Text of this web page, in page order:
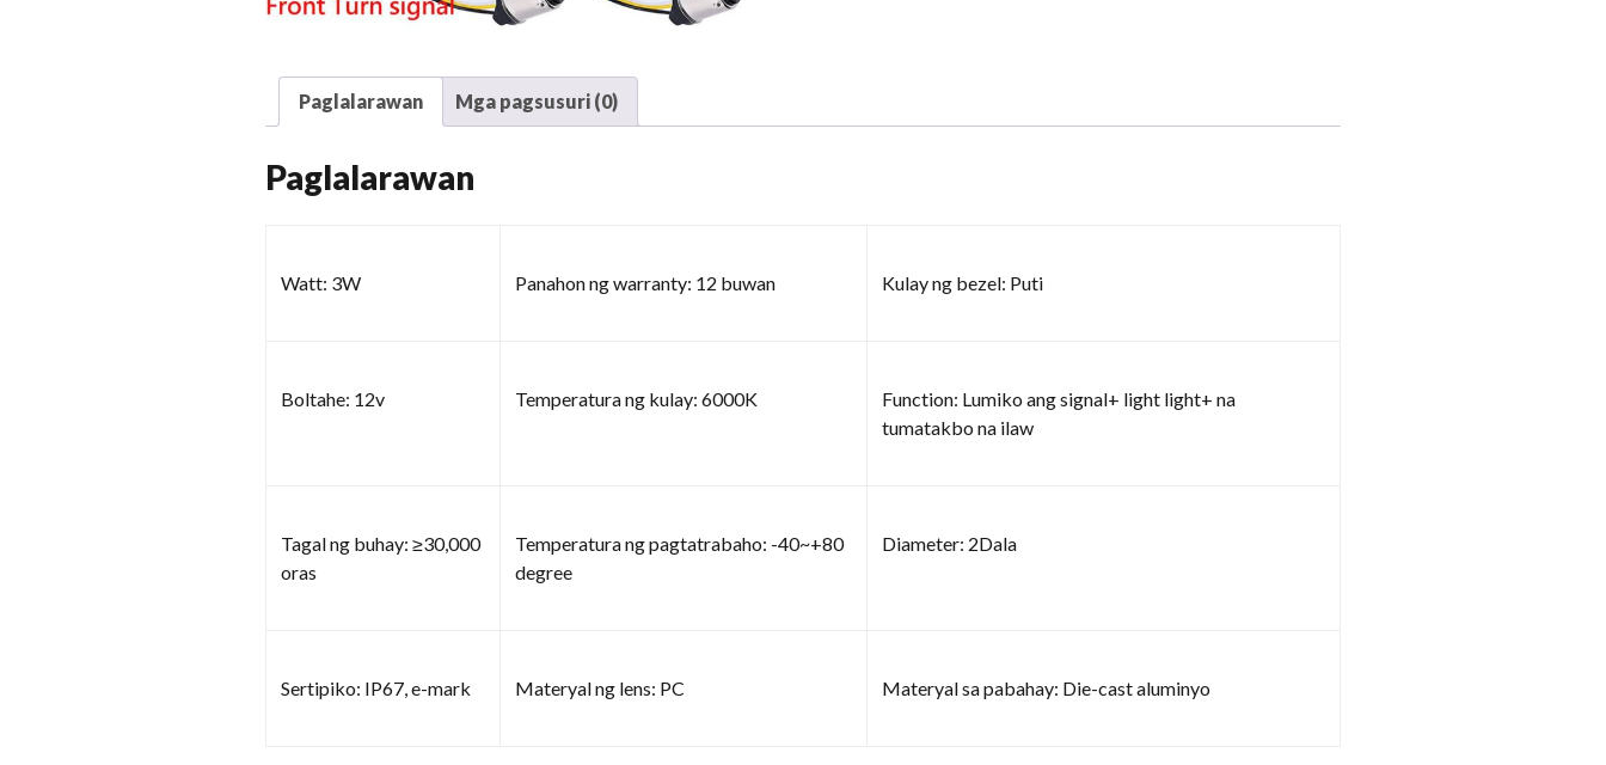
Paglalarawan Mga pagsusuri (0)
Paglalarawan
Watt: 3W Panahon ng warranty: 12 buwan Kulay ng bezel: Puti
Boltahe: 12v Temperatura ng kulay: 6000K
Function: Lumiko ang signal+ light light+ na
tumatakbo na ilaw
Tagal ng buhay: ≥30,000
oras
Temperatura ng pagtatrabaho: -40~+80
degree
Diameter: 2Dala
Sertipiko: IP67, e-mark Materyal ng lens: PC Materyal sa pabahay: Die-cast aluminyo